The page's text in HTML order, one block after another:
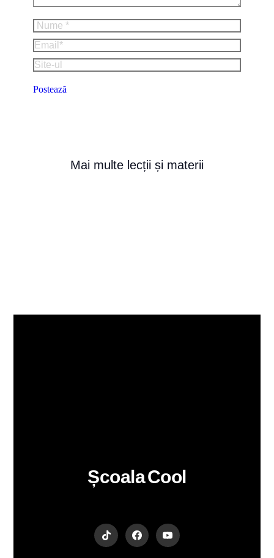
Nume *
Email *
Site-ul
Postează
Mai multe lecții și materii
Școala Cool